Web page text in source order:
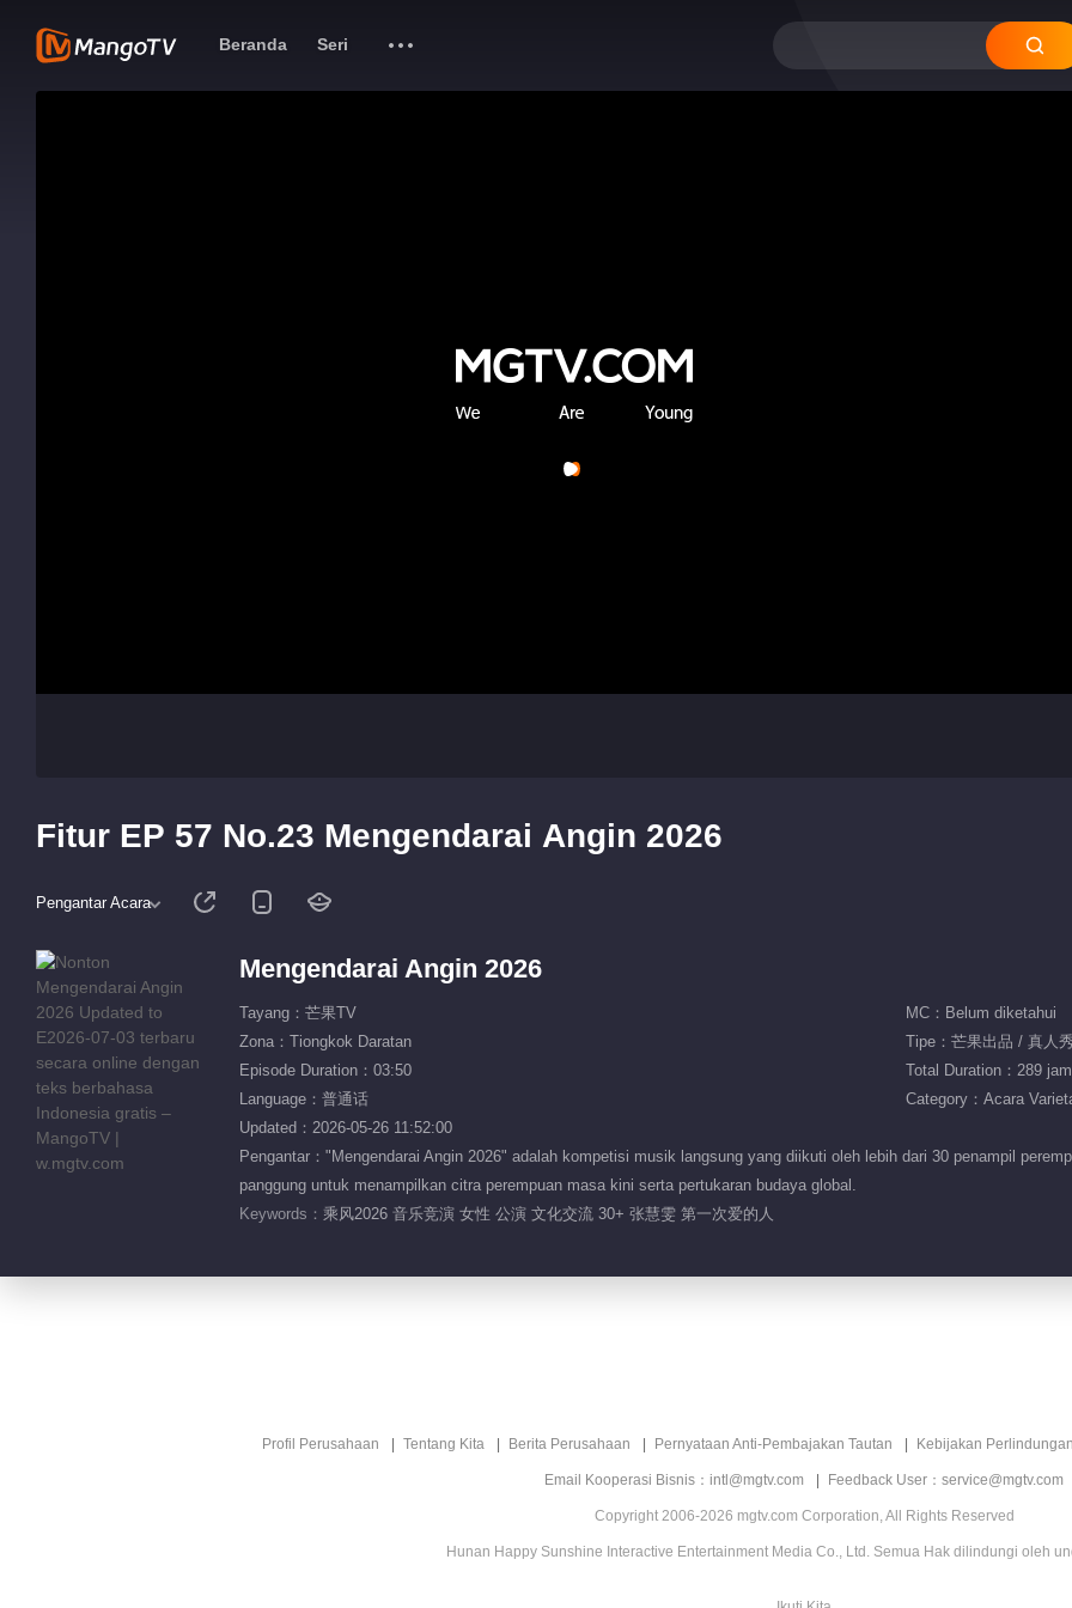
Beranda Seri
Fitur EP 57 No.23 Mengendarai Angin 2026
Pengantar Acara
Mengendarai Angin 2026
Tayang：芒果TV
MC：Belum diketahui
Zona：Tiongkok Daratan
Tipe：芒果出品 / 真人
Episode Duration：03:50
Total Duration：289
Language：普通话
Category：Acara
Updated：2026-05-26 11:52:00
Pengantar："Mengendarai Angin 2026" adalah kompetisi musik langsung yang diikuti oleh lebih dari 30 penampil
panggung untuk menampilkan citra perempuan masa kini serta pertukaran budaya global.
Keywords： 乘风2026 音乐竞演 女性 公演 文化交流 30+ 张慧雯 第一次爱的人
Profil Perusahaan Tentang Kita Berita Perusahaan Pernyataan Anti-Pembajakan Tautan Kebijakan
Email Kooperasi Bisnis：intl@mgtv.com Feedback User：service@mgtv.com
Copyright 2006-2026 mgtv.com Corporation, All Rights Reserved
Hunan Happy Sunshine Interactive Entertainment Media Co., Ltd. Semua Hak dilindungi oleh